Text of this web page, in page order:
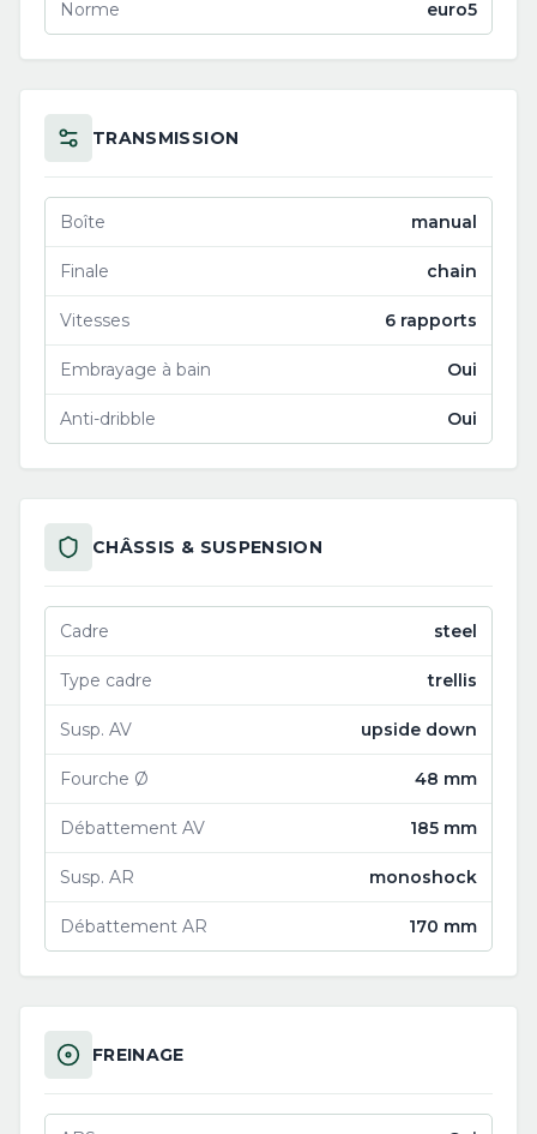
Norme euro5
TRANSMISSION
Boîte manual
Finale chain
Vitesses 6 rapports
Embrayage à bain Oui
Anti-dribble Oui
CHÂSSIS & SUSPENSION
Cadre steel
Type cadre trellis
Susp. AV upside down
Fourche Ø 48 mm
Débattement AV 185 mm
Susp. AR monoshock
Débattement AR 170 mm
FREINAGE